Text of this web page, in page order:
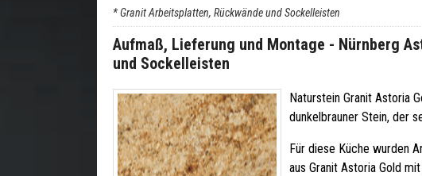
* Granit Arbeitsplatten, Rückwände und Sockelleisten
Aufmaß, Lieferung und Montage - Nürnberg
und Sockelleisten
Naturstein Granit Astoria
dunkelbrauner Stein, der
Für diese Küche wurden
aus Granit Astoria Gold